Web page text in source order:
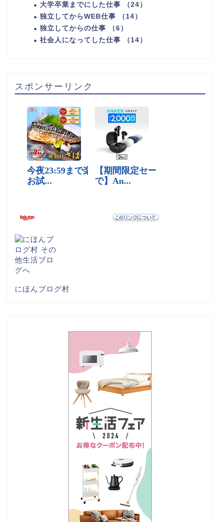
大学卒業までにした仕事 （24）
独立してからWEB仕事 （14）
独立してからの仕事 （6）
社会人になってした仕事 （14）
スポンサーリンク
にほんブログ村